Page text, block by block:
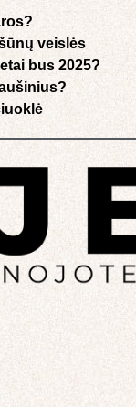
veislės
bus 2025?